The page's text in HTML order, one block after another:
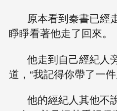
原本看到秦書已經
睜睜看著他走了回來。
他走到自己經紀人
道，“我記得你帶了一
他的經紀人其他不